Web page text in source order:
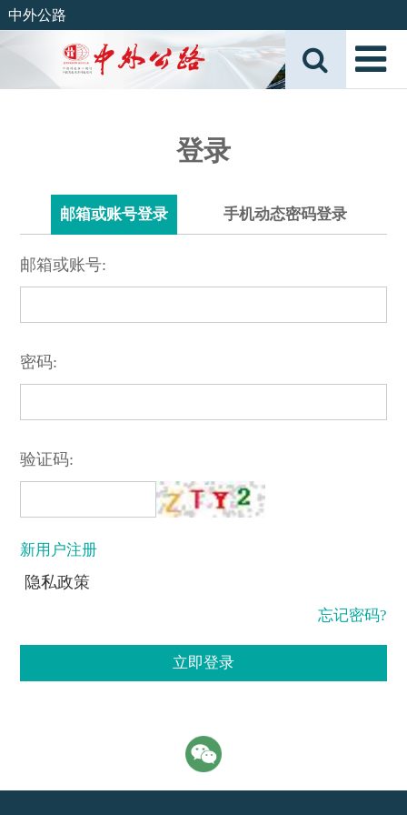
中外公路
登录
邮箱或账号登录 手机动态密码登录
邮箱或账号:
密码:
验证码:
新用户注册
隐私政策
忘记密码?
立即登录